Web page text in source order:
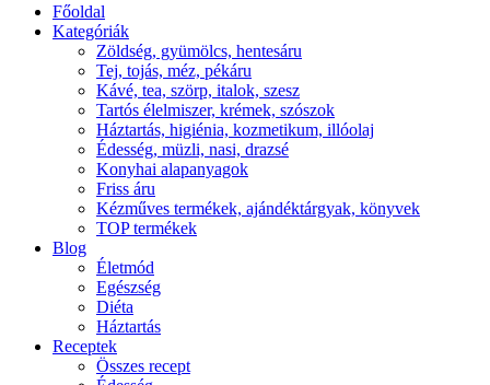
Főoldal
Kategóriák
Zöldség, gyümölcs, hentesáru
Tej, tojás, méz, pékáru
Kávé, tea, szörp, italok, szesz
Tartós élelmiszer, krémek, szószok
Háztartás, higiénia, kozmetikum, illóolaj
Édesség, müzli, nasi, drazsé
Konyhai alapanyagok
Friss áru
Kézműves termékek, ajándéktárgyak, könyvek
TOP termékek
Blog
Életmód
Egészség
Diéta
Háztartás
Receptek
Összes recept